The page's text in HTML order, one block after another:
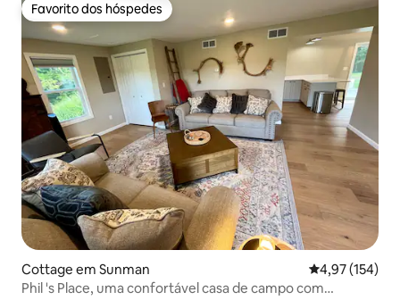
Favorito dos hóspedes
Favorito dos hóspedes
Cottage em Sunman Classificação
4,97 (154)
Phil 's Place, uma confortável casa de campo com